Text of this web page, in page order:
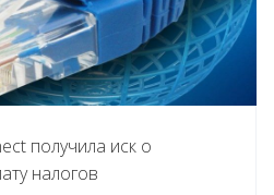
получила иск о
налогов